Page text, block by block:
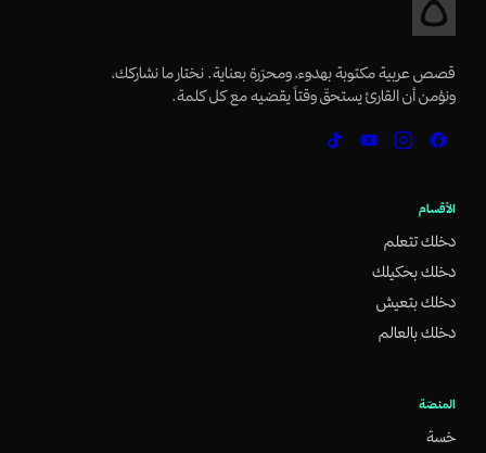
قصص عربية مكتوبة بهدوء، ومحرّرة بعناية. نختار ما نشاركك،
ونؤمن أن القارئ يستحقّ وقتاً يقضيه مع كل كلمة.
الأقسام
دخلك تتعلم
دخلك بحكيلك
دخلك بتعيش
دخلك بالعالم
المنصّة
خسة